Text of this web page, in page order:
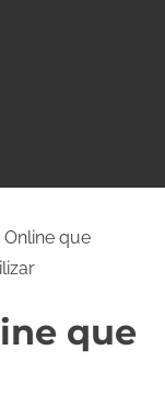
que
que